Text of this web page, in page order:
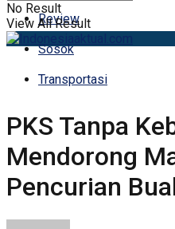
Review
Sosok
Transportasi
No Result
View All Result
PKS Tanpa
Mendorong
Pencurian